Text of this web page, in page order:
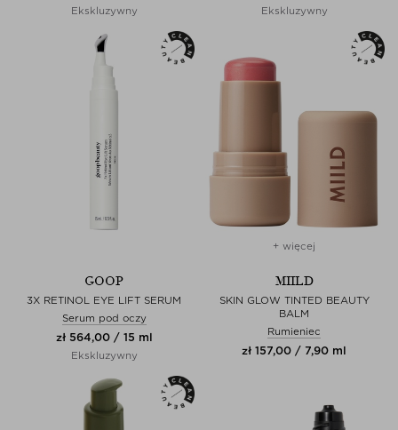
Ekskluzywny Ekskluzywny
GOOP
3X RETINOL EYE LIFT SERUM
Serum pod oczy
zł 564,00 / 15 ml
Ekskluzywny
+ więcej
MIILD
SKIN GLOW TINTED BEAUTY
BALM
Rumieniec
zł 157,00 / 7,90 ml